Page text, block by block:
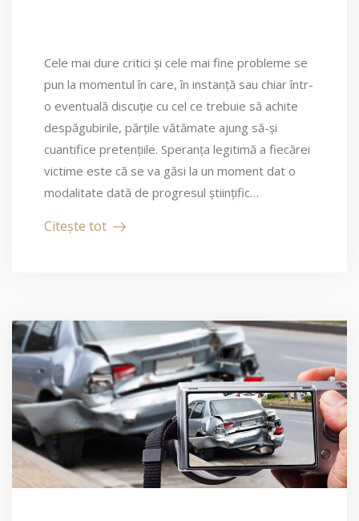
Cele mai dure critici și cele mai fine probleme se
pun la momentul în care, în instanță sau chiar într-
o eventuală discuție cu cel ce trebuie să achite
despăgubirile, părțile vătămate ajung să-și
cuantifice pretențiile. Speranța legitimă a fiecărei
victime este că se va găsi la un moment dat o
modalitate dată de progresul științific…
Citește tot